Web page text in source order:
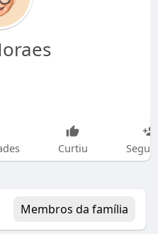
Curtiu
Membros da família